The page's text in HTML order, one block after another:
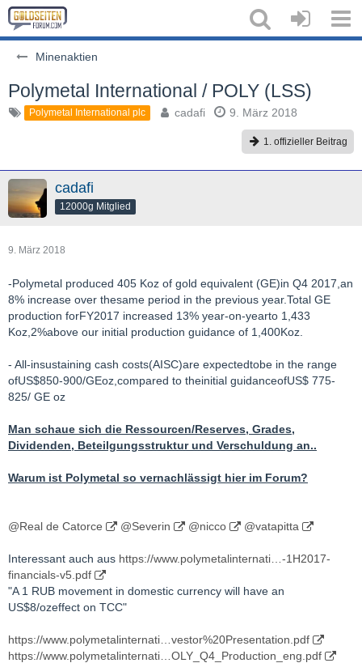
Minenaktien
Polymetal International / POLY (LSS)
Polymetal International plc cadafi 9. März 2018
1. offizieller Beitrag
cadafi
12000g Mitglied
9. März 2018
-Polymetal produced 405 Koz of gold equivalent (GE)in Q4 2017,an
8% increase over thesame period in the previous year.Total GE
production forFY2017 increased 13% year-on-yearto 1,433
Koz,2%above our initial production guidance of 1,400Koz.
- All-insustaining cash costs(AISC)are expectedtobe in the range
ofUS$850-900/GEoz,compared to theinitial guidanceofUS$ 775-
825/ GE oz
Man schaue sich die Ressourcen/Reserves, Grades,
Dividenden, Beteilgungsstruktur und Verschuldung an..
Warum ist Polymetal so vernachlässigt hier im Forum?
@Real de Catorce @Severin @nicco @vatapitta
Interessant auch aus https://www.polymetalinternati…-1H2017-
financials-v5.pdf
"A 1 RUB movement in domestic currency will have an
US$8/ozeffect on TCC"
https://www.polymetalinternati…vestor%20Presentation.pdf
https://www.polymetalinternati…OLY_Q4_Production_eng.pdf